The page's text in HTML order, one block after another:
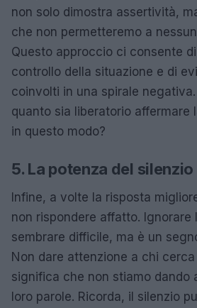
non solo dimostra assertività,
che non permetteremo a
Questo approccio ci consente
controllo della situazione e di
coinvolti in una spirale
quanto sia liberatorio affermare
in questo modo?
5. La potenza del silenzio
Infine, a volte la risposta
non rispondere affatto. Ignorare
sembrare difficile, ma è un
Non dare attenzione a chi
significa che non stiamo dando
loro parole. Ricorda, il silenzio